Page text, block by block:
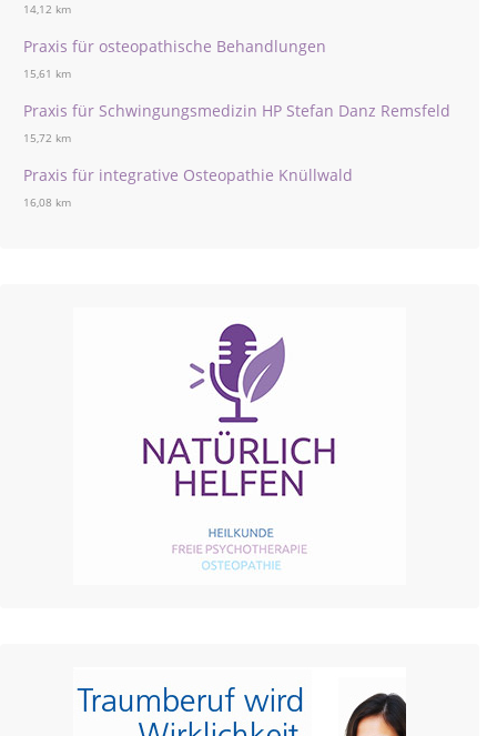
14,12 km
Praxis für osteopathische Behandlungen
15,61 km
Praxis für Schwingungsmedizin HP Stefan Danz Remsfeld
15,72 km
Praxis für integrative Osteopathie Knüllwald
16,08 km